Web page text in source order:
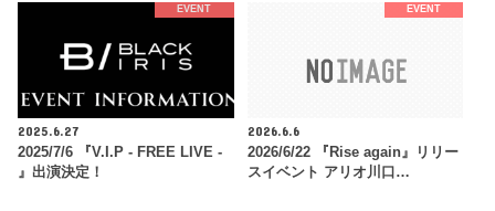
EVENT
2025.6.27
2025/7/6 『V.I.P - FREE LIVE -
』出演決定！
EVENT
2026.6.6
2026/6/22 『Rise again』リリー
スイベント アリオ川口…